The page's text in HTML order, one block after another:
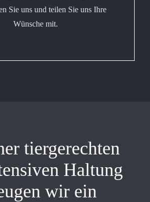
Sie uns und teilen Sie uns Ihre
Wünsche mit.
tiergerechten
Haltung
wir ein